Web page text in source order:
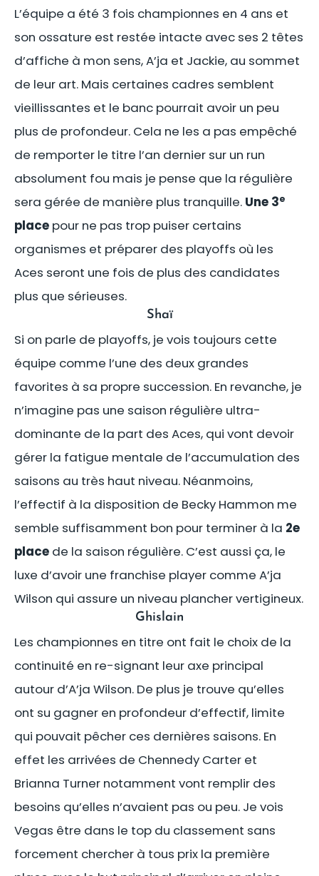
L’équipe a été 3 fois championnes en 4 ans et
son ossature est restée intacte avec ses 2 têtes
d’affiche à mon sens, A’ja et Jackie, au sommet
de leur art. Mais certaines cadres semblent
vieillissantes et le banc pourrait avoir un peu
plus de profondeur. Cela ne les a pas empêché
de remporter le titre l’an dernier sur un run
absolument fou mais je pense que la régulière
sera gérée de manière plus tranquille. Une 3e
place pour ne pas trop puiser certains
organismes et préparer des playoffs où les
Aces seront une fois de plus des candidates
plus que sérieuses.
Shaï
Si on parle de playoffs, je vois toujours cette
équipe comme l’une des deux grandes
favorites à sa propre succession. En revanche, je
n’imagine pas une saison régulière ultra-
dominante de la part des Aces, qui vont devoir
gérer la fatigue mentale de l’accumulation des
saisons au très haut niveau. Néanmoins,
l’effectif à la disposition de Becky Hammon me
semble suffisamment bon pour terminer à la 2e
place de la saison régulière. C’est aussi ça, le
luxe d’avoir une franchise player comme A’ja
Wilson qui assure un niveau plancher vertigineux.
Ghislain
Les championnes en titre ont fait le choix de la
continuité en re-signant leur axe principal
autour d’A’ja Wilson. De plus je trouve qu’elles
ont su gagner en profondeur d’effectif, limite
qui pouvait pêcher ces dernières saisons. En
effet les arrivées de Chennedy Carter et
Brianna Turner notamment vont remplir des
besoins qu’elles n’avaient pas ou peu. Je vois
Vegas être dans le top du classement sans
forcement chercher à tous prix la première